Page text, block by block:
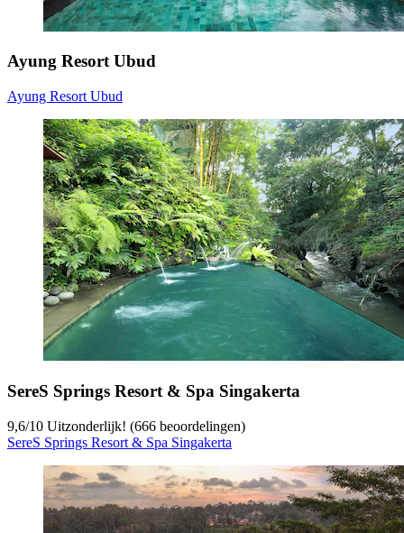
Ayung Resort Ubud
Ayung Resort Ubud
SereS Springs Resort & Spa Singakerta
9,6/10 Uitzonderlijk! (666 beoordelingen)
SereS Springs Resort & Spa Singakerta